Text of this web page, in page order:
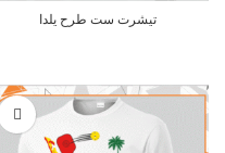
تیشرت ست طرح یلدا